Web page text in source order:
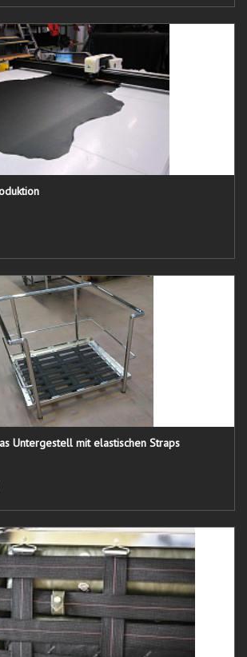
Untergestell mit elastischen Straps